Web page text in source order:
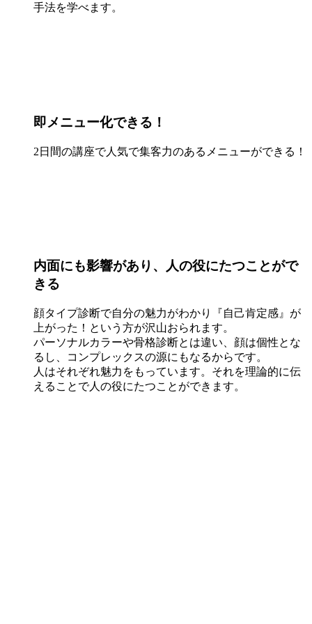
手法を学べます。
即メニュー化できる！
2日間の講座で人気で集客力のあるメニューができる！
内面にも影響があり、人の役にたつことがで
きる
顔タイプ診断で自分の魅力がわかり『自己肯定感』が
上がった！という方が沢山おられます。
パーソナルカラーや骨格診断とは違い、顔は個性とな
るし、コンプレックスの源にもなるからです。
人はそれぞれ魅力をもっています。それを理論的に伝
えることで人の役にたつことができます。